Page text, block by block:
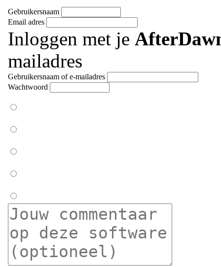
Gebruikersnaam
Email adres
Inloggen met je
mailadres
Gebruikersnaam of e-mailadres
Wachtwoord